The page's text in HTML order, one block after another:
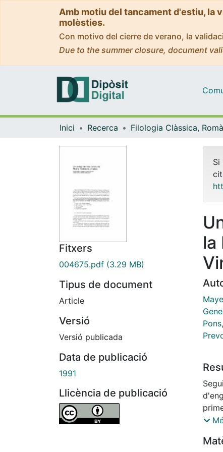
Amb motiu del tancament d'estiu, la
molèsties.
Con motivo del cierre de verano, la
Due to the summer closure, document
Inici Recerca
Fitxers
004675.pdf (3.29 MB)
Tipus de document
Article
Versió
Versió publicada
Data de publicació
1991
Llicència de publicació
Si
la
sud-